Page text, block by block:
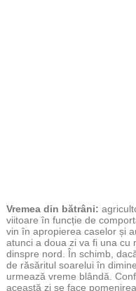
Vremea din bătrâni:
viitoare în funcție de
vin în apropierea caselor și
atunci a doua zi va fi una cu
dinspre nord. În schimb,
de răsăritul soarelui în
urmează vreme blândă.
această zi se face